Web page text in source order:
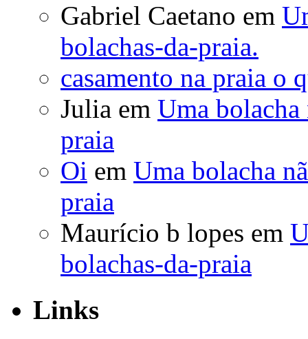
Gabriel Caetano em
bolachas-da-praia.
casamento na praia o
Julia em Uma bolacha
praia
Oi em Uma bolacha
praia
Maurício b lopes em
bolachas-da-praia
Links